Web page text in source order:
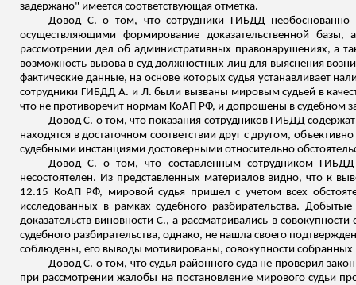
задержано" имеется соответствующая отметка.
Довод С. о том, что сотрудники ГИБДД необоснованно
осуществляющими формирование доказательственной
рассмотрении дел об административных правонарушениях, а
возможность вызова в суд должностных лиц для выяснения
фактические данные, на основе которых судья устанавливает
сотрудники ГИБДД А. и Л. были вызваны мировым судьей в
что не противоречит нормам КоАП РФ, и допрошены в судебном
Довод С. о том, что показания сотрудников ГИБДД
находятся в достаточном соответствии друг с другом,
судебными инстанциями достоверными относительно обстоятель
Довод С. о том, что составленным сотрудником
несостоятелен. Из представленных материалов видно, что к
12.15 КоАП РФ, мировой судья пришел с учетом всех
исследованных в рамках судебного разбирательства.
доказательств виновности С., а рассматривались в
судебного разбирательства, однако, не нашла своего
соблюдены, его выводы мотивированы, совокупности
Довод С. о том, что судья районного суда не проверил
при рассмотрении жалобы на постановление мирового судьи